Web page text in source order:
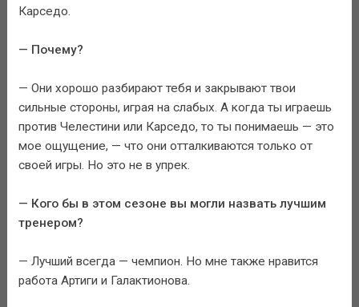
Карседо.
— Почему?
— Они хорошо разбирают тебя и закрывают твои
сильные стороны, играя на слабых. А когда ты играешь
против Челестини или Карседо, то ты понимаешь — это
мое ощущение, — что они отталкиваются только от
своей игры. Но это не в упрек.
— Кого бы в этом сезоне вы могли назвать лучшим
тренером?
— Лучший всегда — чемпион. Но мне также нравится
работа Артиги и Галактионова.